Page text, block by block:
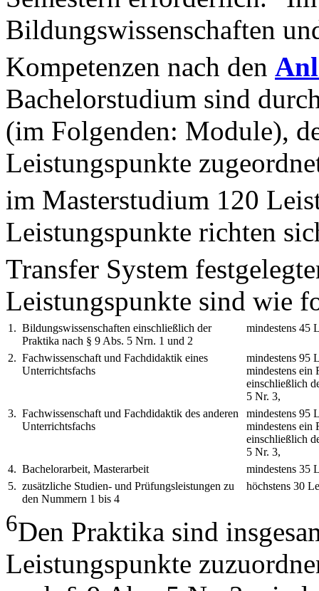
Bildungswissenschaften
Kompetenzen nach den
Bachelorstudium sind
(im Folgenden: Module),
Leistungspunkte
im Masterstudium 120
Leistungspunkte richten
Transfer System
Leistungspunkte sind wie
1. Bildungswissenschaften einschließlich der
Praktika nach § 9 Abs. 5 Nrn. 1 und 2
mindestens 45
2. Fachwissenschaft und Fachdidaktik eines
Unterrichtsfachs
mindestens 95
mindestens ein
einschließlich
5 Nr. 3,
3. Fachwissenschaft und Fachdidaktik des anderen
Unterrichtsfachs
mindestens 95
mindestens ein
einschließlich
5 Nr. 3,
4. Bachelorarbeit, Masterarbeit
mindestens 35
5. zusätzliche Studien- und Prüfungsleistungen zu
den Nummern 1 bis 4
höchstens 30
6Den Praktika sind
Leistungspunkte